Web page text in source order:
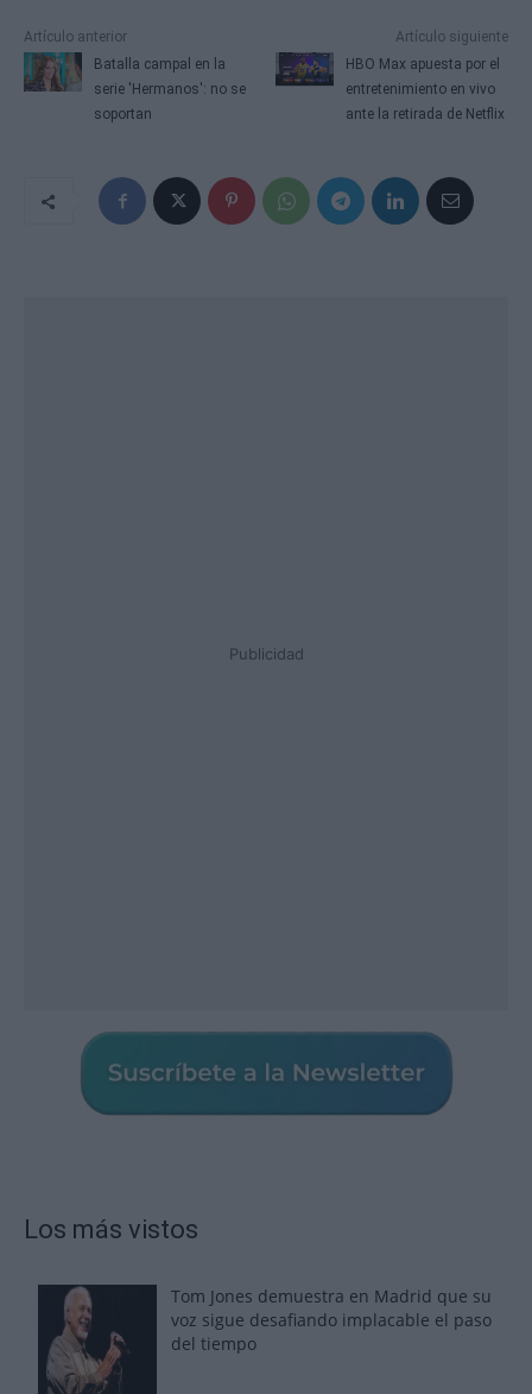
Artículo anterior
Batalla campal en la
serie 'Hermanos': no se
soportan
Artículo siguiente
HBO Max apuesta por el
entretenimiento en vivo
ante la retirada de Netflix
Publicidad
Los más vistos
Tom Jones demuestra en Madrid que su
voz sigue desafiando implacable el paso
del tiempo